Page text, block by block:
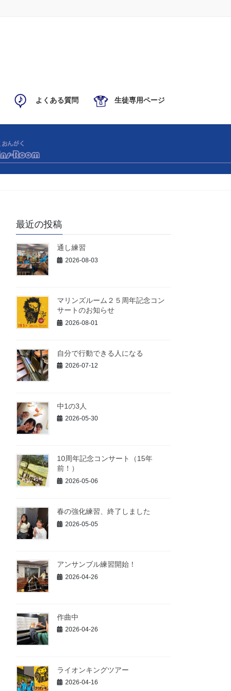
よくある質問 生徒専用ページ
最近の投稿
通し練習
2026-08-03
マリンズルーム２５周年記念コン
サートのお知らせ
2026-08-01
自分で行動できる人になる
2026-07-12
中1の3人
2026-05-30
10周年記念コンサート（15年
前！）
2026-05-06
春の強化練習、終了しました
2026-05-05
アンサンブル練習開始！
2026-04-26
作曲中
2026-04-26
ライオンキングツアー
2026-04-16